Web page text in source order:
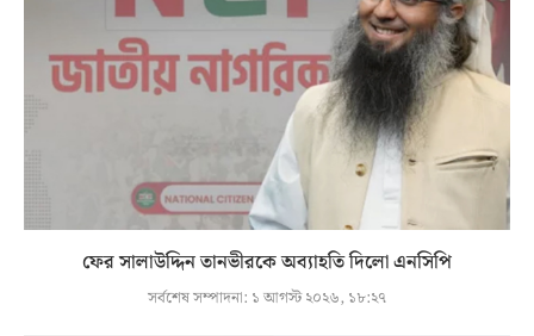
ফের সালাউদ্দিন তানভীরকে অব্যাহতি দিলো এনসিপি
সর্বশেষ সম্পাদনা: ১ আগস্ট ২০২৬, ১৮:২৭